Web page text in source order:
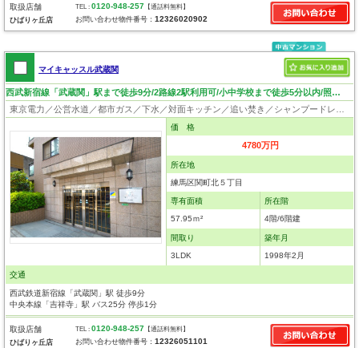
取扱店舗
ひばりヶ丘店
TEL :0120-948-257 【通話料無料】
お問い合わせ物件番号：12326020902
マイキャッスル武蔵関
西武新宿線「武蔵関」駅まで徒歩9分/2路線2駅利用可/小中学校まで徒歩5分以内/照明器具付き
価 格
4780万円
所在地
練馬区関町北５丁目
専有面積
57.95ｍ²
所在階
4階/6階建
間取り
3LDK
築年月
1998年2月
交通
西武鉄道新宿線「武蔵関」駅 徒歩9分
中央本線「吉祥寺」駅 バス25分 停歩1分
取扱店舗
ひばりヶ丘店
TEL :0120-948-257 【通話料無料】
お問い合わせ物件番号：12326051101